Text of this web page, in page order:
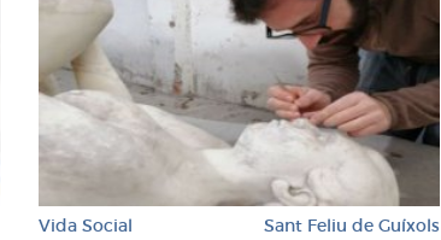
Vida Social Sant Feliu de Guíxols